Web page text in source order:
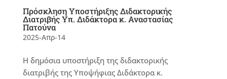
Πρόσκληση Υποστήριξης Διδακτορικής
Διατριβής Υπ. Διδάκτορα κ. Αναστασίας
Πατούνα
2025-Απρ-14
Η δημόσια υποστήριξη της διδακτορικής
διατριβής της Υποψήφιας Διδάκτορα κ.